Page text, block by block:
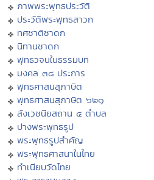
ภาพพระพุทธประวัติ
ประวัติพระพุทธสาวก
ทศชาติชาดก
นิทานชาดก
พุทธวจนในธรรมบท
มงคล ๓๘ ประการ
พุทธศาสนสุภาษิต
พุทธศาสนสุภาษิต ๖๒๑
สังเวชนียสถาน ๔ ตำบล
ปางพระพุทธรูป
พระพุทธรูปสำคัญ
พระพุทธศาสนาในไทย
ทำเนียบวัดไทย